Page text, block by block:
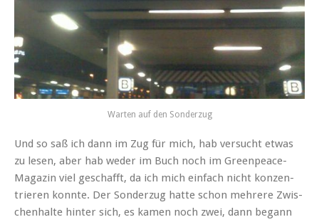
Warten auf den Sonderzug
Und so saß ich dann im Zug für mich, hab ver­sucht etwas
zu lesen, aber hab wed­er im Buch noch im Green­peace-
Mag­a­zin viel geschafft, da ich mich ein­fach nicht konzen­
tri­eren kon­nte. Der Son­derzug hat­te schon mehrere Zwis­
chen­halte hin­ter sich, es kamen noch zwei, dann begann